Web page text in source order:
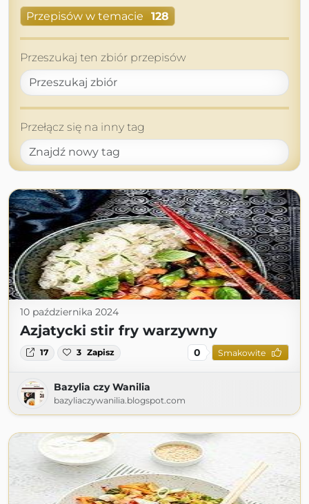
Przepisów w temacie 128
Przeszukaj ten zbiór przepisów
Przełącz się na inny tag
10 października 2024
Azjatycki stir fry warzywny
17 3 Zapisz 0 Smakowite
Bazylia czy Wanilia
bazyliaczywanilia.blogspot.com